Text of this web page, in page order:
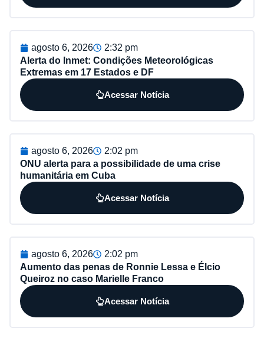
agosto 6, 2026
2:32 pm
Alerta do Inmet: Condições Meteorológicas
Extremas em 17 Estados e DF
Acessar Notícia
agosto 6, 2026
2:02 pm
ONU alerta para a possibilidade de uma crise
humanitária em Cuba
Acessar Notícia
agosto 6, 2026
2:02 pm
Aumento das penas de Ronnie Lessa e Élcio
Queiroz no caso Marielle Franco
Acessar Notícia